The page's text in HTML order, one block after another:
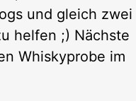
und gleich zwei
helfen ;) Nächste
Whiskyprobe im